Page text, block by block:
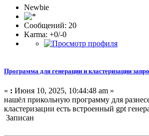
Newbie
Сообщений: 20
Karma: +0/-0
Программа для генерации и кластеризации
« : Июня 10, 2025, 10:44:48 am »
нашёл прикольную программу для
кластеризации есть встроенный gpt
Записан